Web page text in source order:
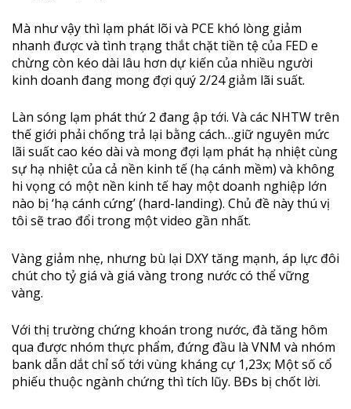
Mà như vậy thì lạm phát lõi và PCE khó lòng giảm
nhanh được và tình trạng thắt chặt tiền tệ của FED e
chừng còn kéo dài lâu hơn dự kiến của nhiều người
kinh doanh đang mong đợi quý 2/24 giảm lãi suất.
Làn sóng lạm phát thứ 2 đang ập tới. Và các NHTW trên
thế giới phải chống trả lại bằng cách…giữ nguyên mức
lãi suất cao kéo dài và mong đợi lạm phát hạ nhiệt cùng
sự hạ nhiệt của cả nền kinh tế (hạ cánh mềm) và không
hi vọng có một nền kinh tế hay một doanh nghiệp lớn
nào bị ‘hạ cánh cứng’ (hard-landing). Chủ đề này thú vị
tôi sẽ trao đổi trong một video gần nhất.
Vàng giảm nhẹ, nhưng bù lại DXY tăng mạnh, áp lực đôi
chút cho tỷ giá và giá vàng trong nước có thể vững
vàng.
Với thị trường chứng khoán trong nước, đà tăng hôm
qua được nhóm thực phẩm, đứng đầu là VNM và nhóm
bank dẫn dắt chỉ số tới vùng kháng cự 1,23x; Một số cổ
phiếu thuộc ngành chứng thì tích lũy. BĐs bị chốt lời.